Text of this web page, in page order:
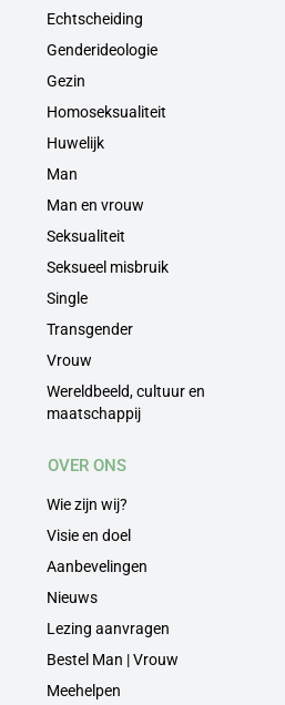
Echtscheiding
Genderideologie
Gezin
Homoseksualiteit
Huwelijk
Man
Man en vrouw
Seksualiteit
Seksueel misbruik
Single
Transgender
Vrouw
Wereldbeeld, cultuur en
maatschappij
OVER ONS
Wie zijn wij?
Visie en doel
Aanbevelingen
Nieuws
Lezing aanvragen
Bestel Man | Vrouw
Meehelpen